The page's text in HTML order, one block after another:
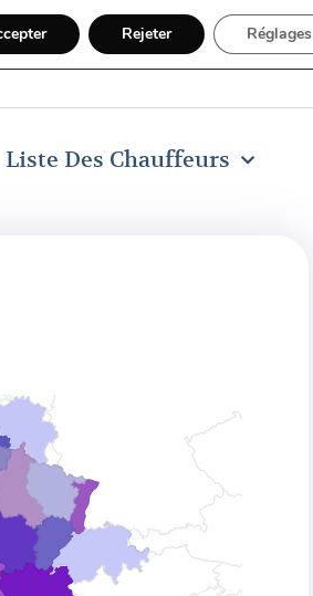
Inscription chauffeur
Liste Des Chauffeurs
Rejeter Réglages